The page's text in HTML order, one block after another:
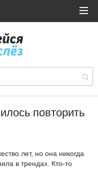
повторить
лет, но она никогда
в трендах. Кто-то